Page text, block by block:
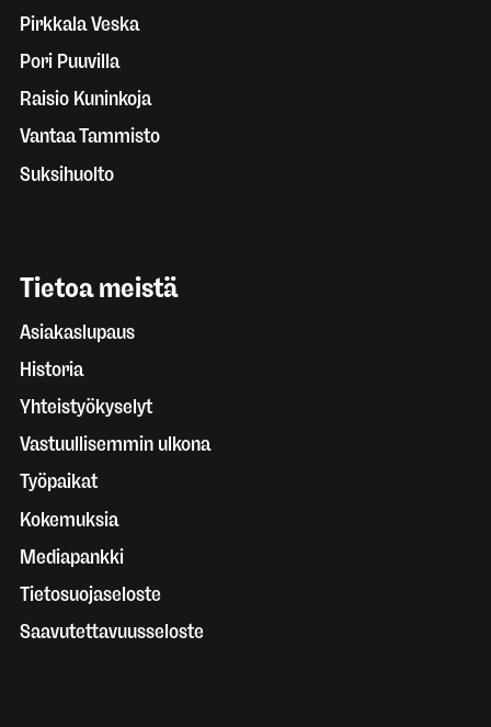
Pirkkala Veska
Pori Puuvilla
Raisio Kuninkoja
Vantaa Tammisto
Suksihuolto
Tietoa meistä
Asiakaslupaus
Historia
Yhteistyökyselyt
Vastuullisemmin ulkona
Työpaikat
Kokemuksia
Mediapankki
Tietosuojaseloste
Saavutettavuusseloste